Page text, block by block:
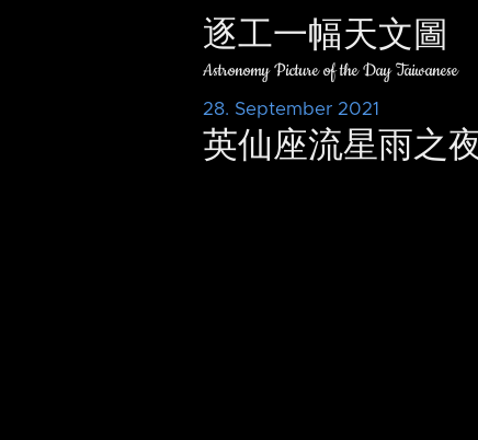
逐工一幅天文圖
Astronomy Picture of the Day Taiwanese
28. September 2021
英仙座流星雨之夜